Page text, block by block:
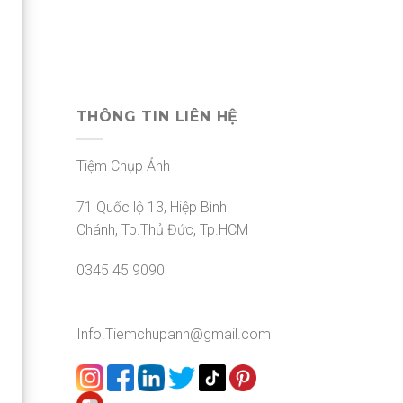
THÔNG TIN LIÊN HỆ
Tiệm Chụp Ảnh
71 Quốc lộ 13, Hiệp Bình
Chánh, Tp.Thủ Đức, Tp.HCM
0345 45 9090
Info.Tiemchupanh@gmail.com